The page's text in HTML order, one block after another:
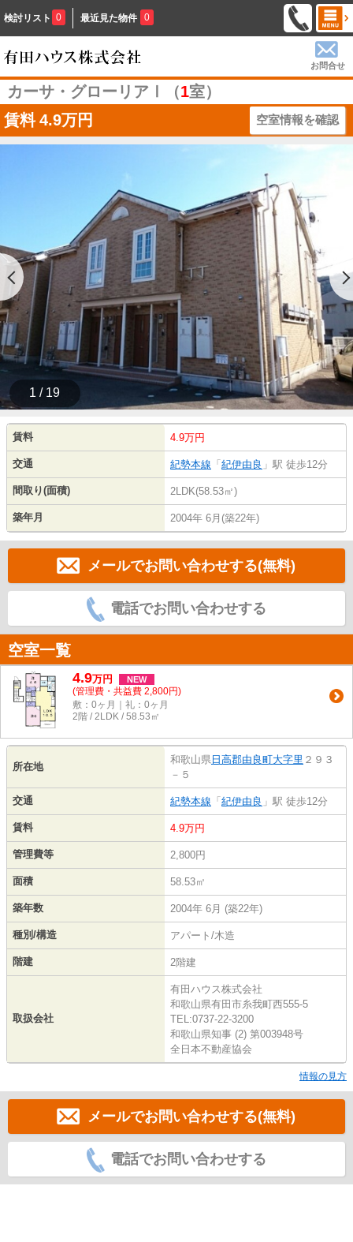
検討リスト 0 最近見た物件 0
お問合せ
カーサ・グローリアⅠ（1室）
賃料 4.9万円 空室情報を確認
1 / 19
賃料 4.9万円
交通 紀勢本線 「 紀伊由良 」駅 徒歩12分
間取り(面積) 2LDK(58.53㎡)
築年月 2004年 6月(築22年)
メールでお問い合わせする(無料)
電話でお問い合わせする
空室一覧
4.9万円 NEW
(管理費・共益費 2,800円)
敷：0ヶ月｜礼：0ヶ月
2階 / 2LDK / 58.53㎡
所在地
和歌山県 日高郡由良町大字里 ２９３
－５
交通 紀勢本線 「 紀伊由良 」駅 徒歩12分
賃料 4.9万円
管理費等 2,800円
面積 58.53㎡
築年数 2004年 6月 (築22年)
種別/構造 アパート/木造
階建 2階建
取扱会社
有田ハウス株式会社
和歌山県有田市糸我町西555-5
TEL:0737-22-3200
和歌山県知事 (2) 第003948号
全日本不動産協会
情報の見方
メールでお問い合わせする(無料)
電話でお問い合わせする